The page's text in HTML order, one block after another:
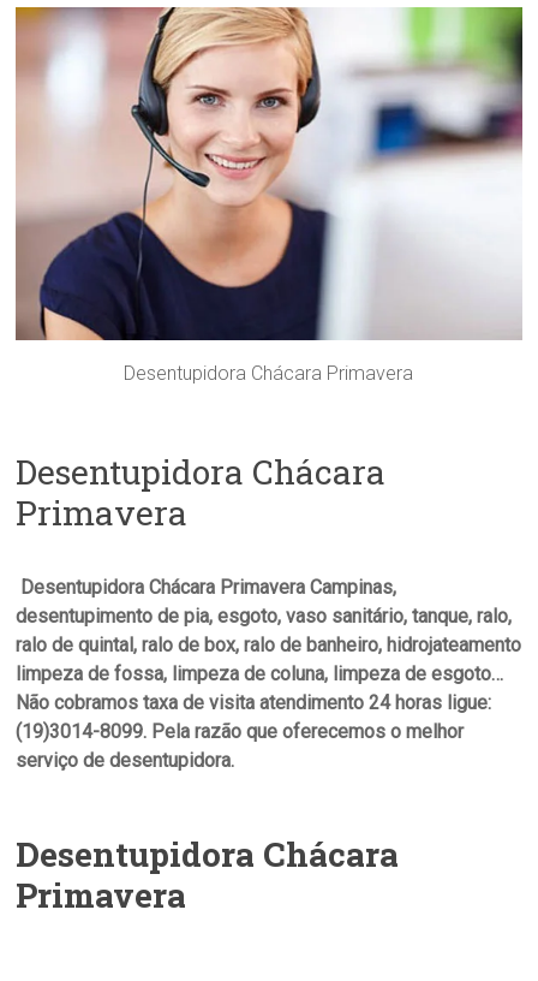
Desentupidora Chácara Primavera
Desentupidora Chácara
Primavera
Desentupidora Chácara Primavera Campinas,
desentupimento de pia, esgoto, vaso sanitário, tanque, ralo,
ralo de quintal, ralo de box, ralo de banheiro, hidrojateamento
limpeza de fossa, limpeza de coluna, limpeza de esgoto…
Não cobramos taxa de visita atendimento 24 horas ligue:
(19)3014-8099. Pela razão que oferecemos o melhor
serviço de desentupidora.
Desentupidora Chácara
Primavera